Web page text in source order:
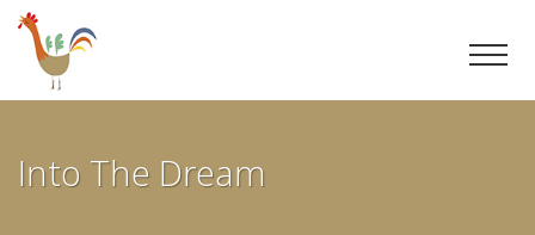
naar
Into The Dream